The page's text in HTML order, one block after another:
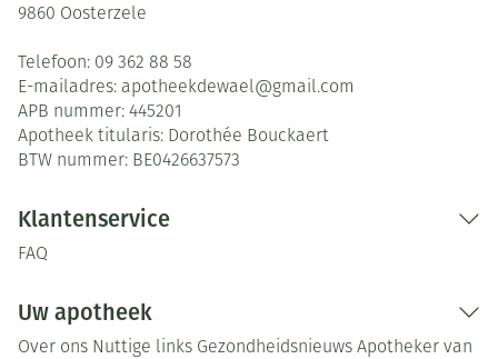
9860 Oosterzele
Telefoon: 09 362 88 58
E-mailadres: apotheekdewael@gmail.com
APB nummer: 445201
Apotheek titularis: Dorothée Bouckaert
BTW nummer: BE0426637573
Klantenservice
FAQ
Uw apotheek
Over ons Nuttige links Gezondheidsnieuws Apotheker van